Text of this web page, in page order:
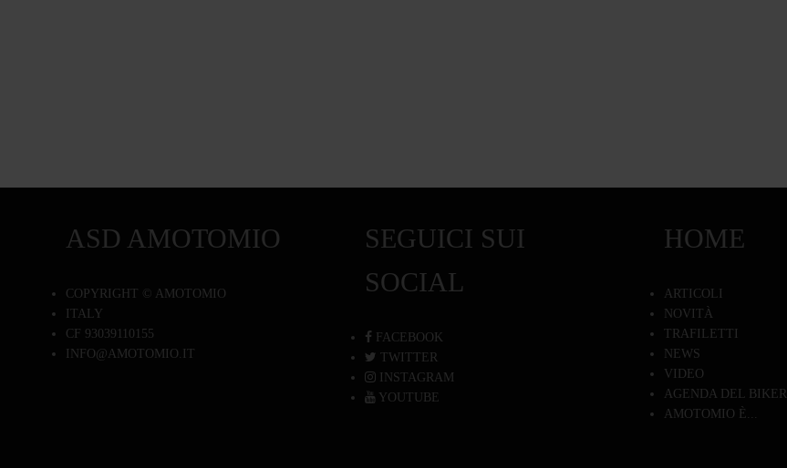
ASD AMOTOMIO
COPYRIGHT © AMOTOMIO
ITALY
CF 93039110155
INFO@AMOTOMIO.IT
SEGUICI SUI
SOCIAL
FACEBOOK
TWITTER
INSTAGRAM
YOUTUBE
HOME
ARTICOLI
NOVITÀ
TRAFILETTI
NEWS
VIDEO
AGENDA DEL BIKER
AMOTOMIO È...